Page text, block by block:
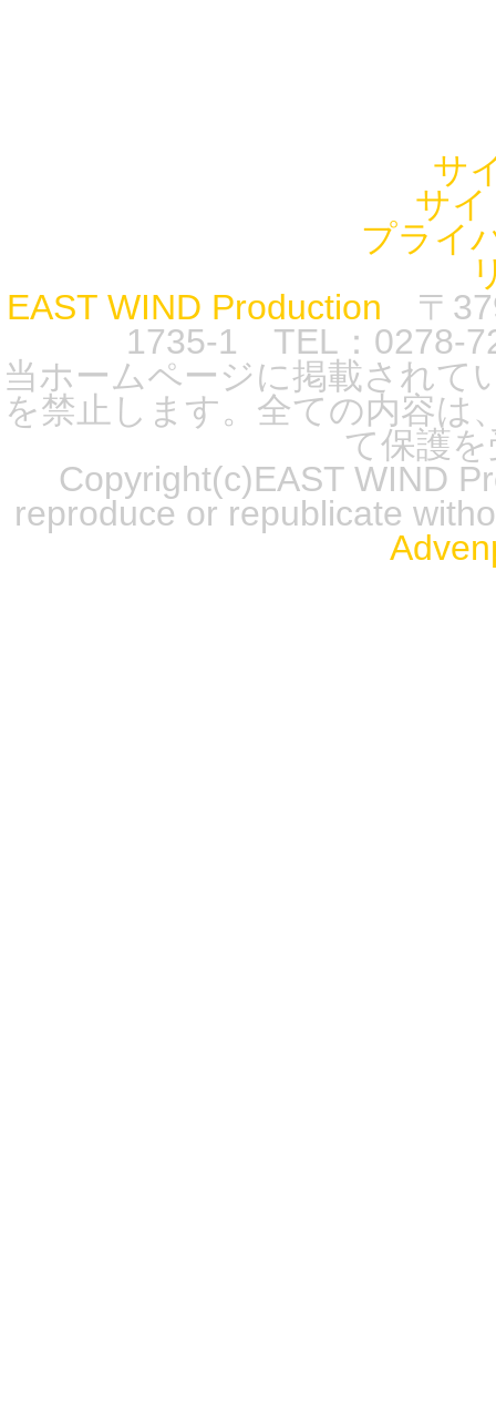
サ
サ
プライ
EAST WIND Production 〒
1735-1 TEL：0278-
当ホームページに掲載されて
を禁止します。全ての内容は
て保護
Copyright(c)EAST WIND
reproduce or republicate